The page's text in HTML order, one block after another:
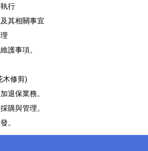
行
其相關事宜
護事項。
木修剪)
退保業務。
購與管理。
。